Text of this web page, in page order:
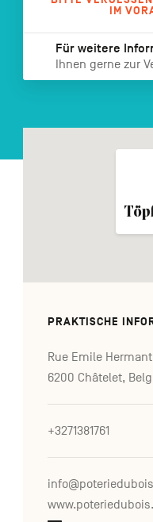
IM
Für weitere
Ihnen gerne zur
PRAKTISCHE
Rue Emile
6200 Châtelet,
+3271381761